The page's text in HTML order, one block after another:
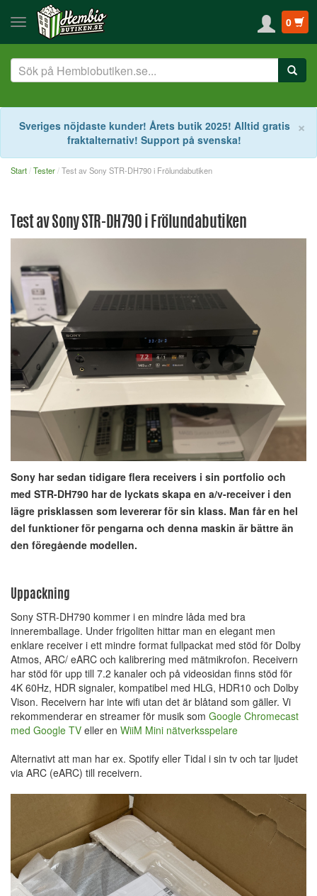
0
×
Sveriges nöjdaste kunder! Årets butik 2025! Alltid gratis
fraktalternativ! Support på svenska!
Start Tester Test av Sony STR-DH790 i Frölundabutiken
Test av Sony STR-DH790 i Frölundabutiken
Sony har sedan tidigare flera receivers i sin portfolio och
med STR-DH790 har de lyckats skapa en a/v-receiver i den
lägre prisklassen som levererar för sin klass. Man får en hel
del funktioner för pengarna och denna maskin är bättre än
den föregående modellen.
Uppackning
Sony STR-DH790 kommer i en mindre låda med bra
inneremballage. Under frigoliten hittar man en elegant men
enklare receiver i ett mindre format fullpackat med stöd för Dolby
Atmos, ARC/ eARC och kalibrering med mätmikrofon. Receivern
har stöd för upp till 7.2 kanaler och på videosidan finns stöd för
4K 60Hz, HDR signaler, kompatibel med HLG, HDR10 och Dolby
Vison. Receivern har inte wifi utan det är blåtand som gäller. Vi
rekommenderar en streamer för musik som Google Chromecast
med Google TV eller en WiiM Mini nätverksspelare
Alternativt att man har ex. Spotify eller Tidal i sin tv och tar ljudet
via ARC (eARC) till receivern.